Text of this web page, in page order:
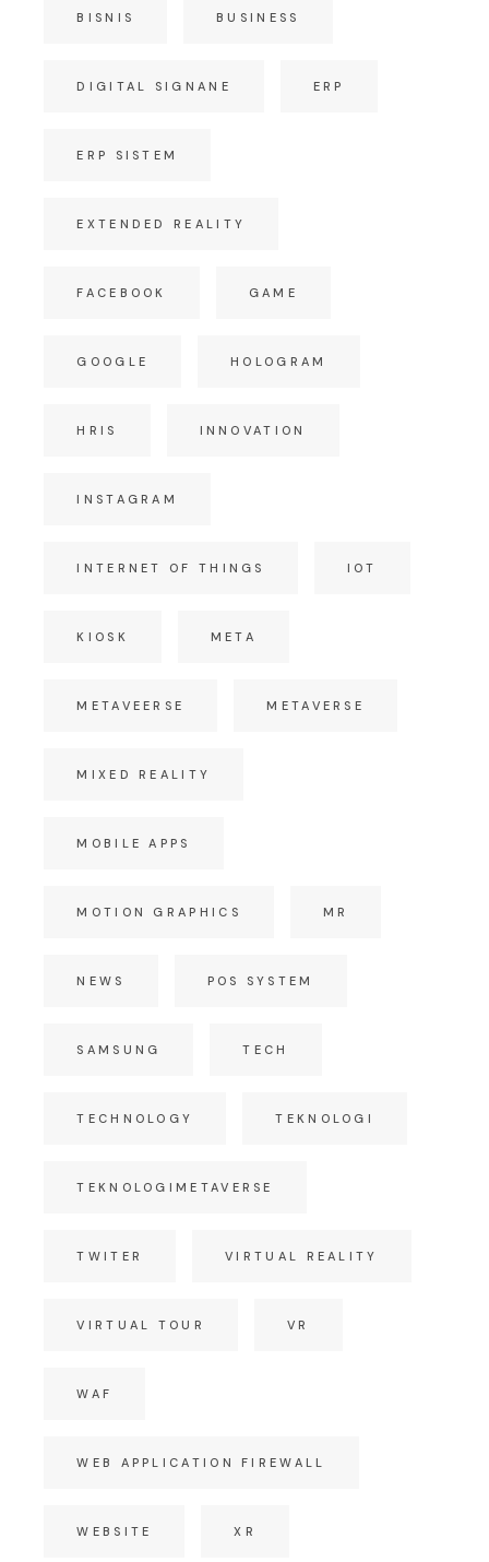
BISNIS BUSINESS
DIGITAL SIGNANE ERP
ERP SISTEM
EXTENDED REALITY
FACEBOOK GAME
GOOGLE HOLOGRAM
HRIS INNOVATION
INSTAGRAM
INTERNET OF THINGS IOT
KIOSK META
METAVEERSE METAVERSE
MIXED REALITY
MOBILE APPS
MOTION GRAPHICS MR
NEWS POS SYSTEM
SAMSUNG TECH
TECHNOLOGY TEKNOLOGI
TEKNOLOGIMETAVERSE
TWITER VIRTUAL REALITY
VIRTUAL TOUR VR
WAF
WEB APPLICATION FIREWALL
WEBSITE XR